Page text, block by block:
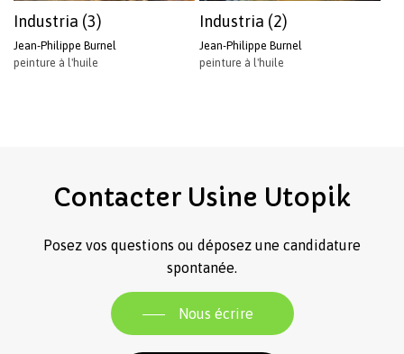
Industria (3)
Jean-Philippe Burnel
peinture à l'huile
Industria (2)
Jean-Philippe Burnel
peinture à l'huile
Contacter Usine Utopik
Posez vos questions ou déposez une candidature
spontanée.
Nous écrire